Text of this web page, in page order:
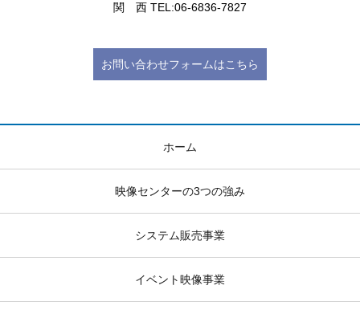
関 西 TEL:06-6836-7827
お問い合わせフォームはこちら
ホーム
映像センターの3つの強み
システム販売事業
イベント映像事業